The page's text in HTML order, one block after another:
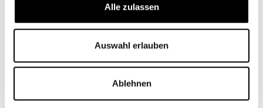
Alle zulassen
Auswahl erlauben
Ablehnen
Zubehörartikel